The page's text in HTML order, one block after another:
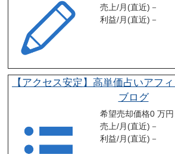
売上/月(直近) －
利益/月(直近) －
【アクセス安定】高単価占いアフ
ブログ
希望売却価格0 万円
売上/月(直近) －
利益/月(直近) －